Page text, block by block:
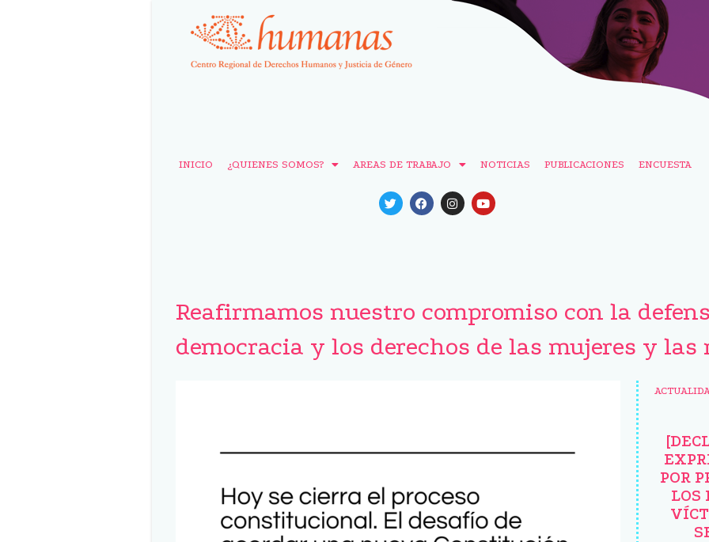
INICIO ¿QUIENES SOMOS? AREAS DE TRABAJO NOTICIAS PUBLICACIONES ENCUESTA
Reafirmamos nuestro compromiso con la
democracia y los derechos de las mujeres y las
POR
LOS